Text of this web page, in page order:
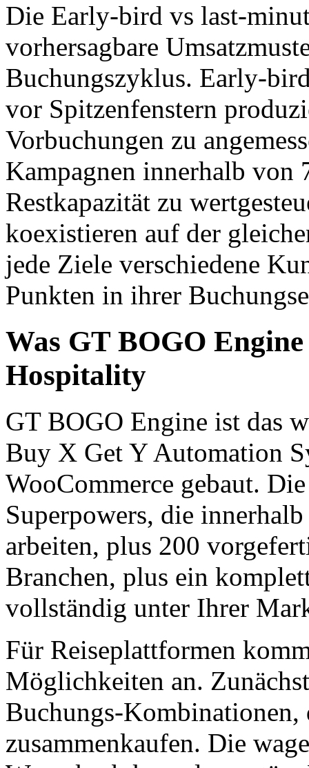
Die Early-bird vs last-
vorhersagbare
Buchungszyklus. Early-
vor Spitzenfenstern
Vorbuchungen zu
Kampagnen innerhalb von
Restkapazität zu
koexistieren auf der
jede Ziele verschiedene
Punkten in ihrer
Was GT BOGO
Hospitality
GT BOGO Engine ist das
Buy X Get Y Automation
WooCommerce gebaut.
Superpowers, die
arbeiten, plus 200
Branchen, plus ein
vollständig unter Ihrer
Für Reiseplattformen
Möglichkeiten an.
Buchungs-Kombinationen,
zusammenkaufen. Die